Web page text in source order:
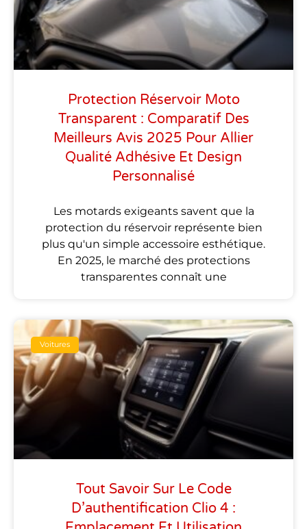
Protection Réservoir Moto
Transparent : Comparatif Des
Meilleurs Avis 2025 Pour Allier
Qualité Adhésive Et Design
Personnalisé
Les motards exigeants savent que la
protection du réservoir représente bien
plus qu'un simple accessoire esthétique.
En 2025, le marché des protections
transparentes connaît une
Voitures
Tout Savoir Sur Le Code
D’authentification Clio 4 :